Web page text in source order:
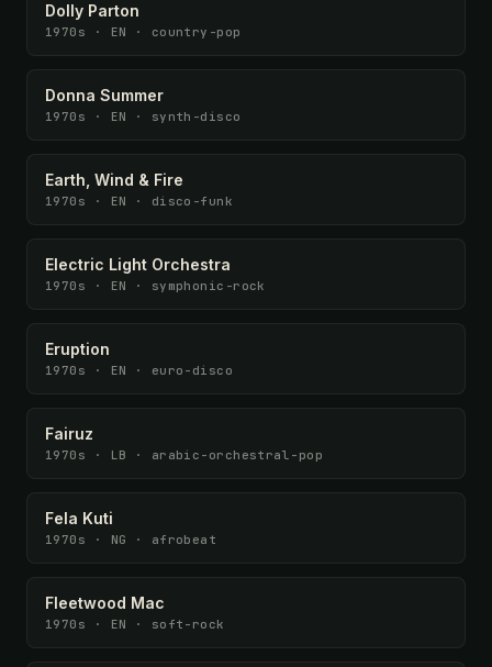
Dolly Parton
1970s · EN · country-pop
Donna Summer
1970s · EN · synth-disco
Earth, Wind & Fire
1970s · EN · disco-funk
Electric Light Orchestra
1970s · EN · symphonic-rock
Eruption
1970s · EN · euro-disco
Fairuz
1970s · LB · arabic-orchestral-pop
Fela Kuti
1970s · NG · afrobeat
Fleetwood Mac
1970s · EN · soft-rock